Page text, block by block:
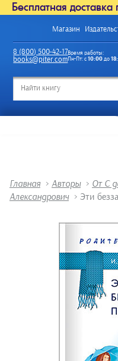
Бесплатная
Магазин
8 (800) 500-42-17
books@piter.com
Время работы:
Пн-Пт: с10:00до
Главная > Авторы > От С
Александрович > Эти